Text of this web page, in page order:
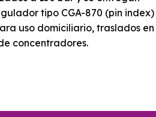
tipo CGA-870 (pin index)
uso domiciliario, traslados en
concentradores.